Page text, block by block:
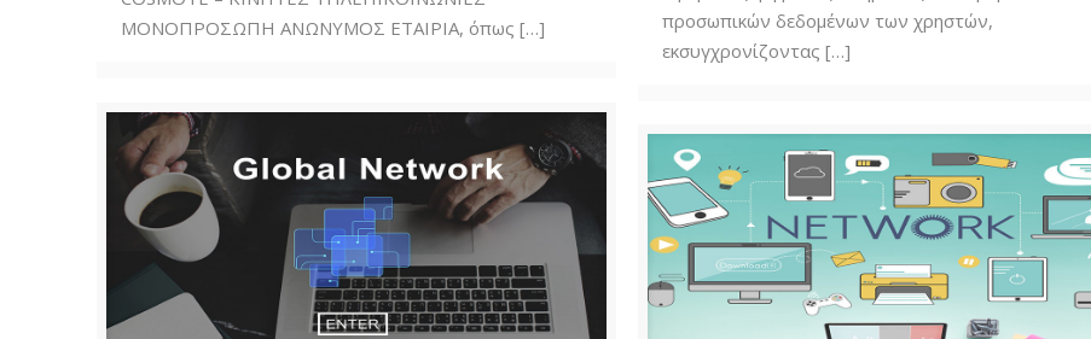
ΜΟΝΟΠΡΟΣΩΠΗ ΑΝΩΝΥΜΟΣ ΕΤΑΙΡΙΑ, όπως […]
προσωπικών δεδομένων των χρηστών,
εκσυγχρονίζοντας […]